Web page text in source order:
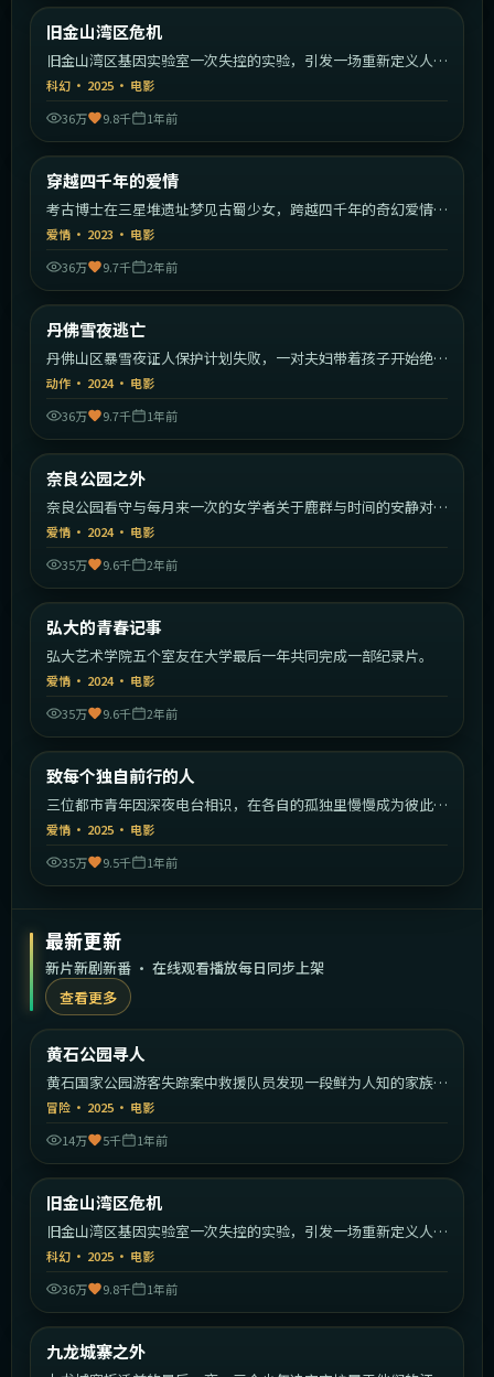
热门
旧金山湾区危机
旧金山湾区基因实验室一次失控的实验，引发一场重新定义人类
的危机。
科幻 · 2025 · 电影
36万
9.8千 1年前
热门
穿越四千年的爱情
考古博士在三星堆遗址梦见古蜀少女，跨越四千年的奇幻爱情就
此展开。
爱情 · 2023 · 电影
36万
9.7千 2年前
热门
丹佛雪夜逃亡
丹佛山区暴雪夜证人保护计划失败，一对夫妇带着孩子开始绝命
逃亡。
动作 · 2024· 电影
36万
9.7千 1年前
热门
奈良公园之外
奈良公园看守与每月来一次的女学者关于鹿群与时间的安静对
话。
爱情 · 2024· 电影
35万
9.6千 2年前
热门
弘大的青春记事
弘大艺术学院五个室友在大学最后一年共同完成一部纪录片。
爱情 · 2024· 电影
35万
9.6千 2年前
热门
致每个独自前行的人
三位都市青年因深夜电台相识，在各自的孤独里慢慢成为彼此的
灯塔。
爱情 · 2025 · 电影
35万
9.5千 1年前
最新更新
新片新剧新番 · 在线观看播放每日同步上架
查看更多
最新
黄石公园寻人
黄石国家公园游客失踪案中救援队员发现一段鲜为人知的家族秘
密。
冒险 · 2025 · 电影
14万
5千 1年前
最新
旧金山湾区危机
旧金山湾区基因实验室一次失控的实验，引发一场重新定义人类
的危机。
科幻 · 2025 · 电影
36万
9.8千 1年前
最新
九龙城寨之外